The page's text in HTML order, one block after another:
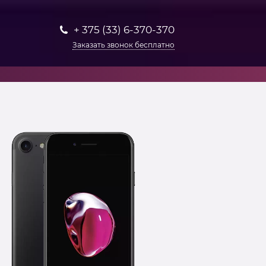
+ 375 (33) 6-370-370
Заказать звонок бесплатно